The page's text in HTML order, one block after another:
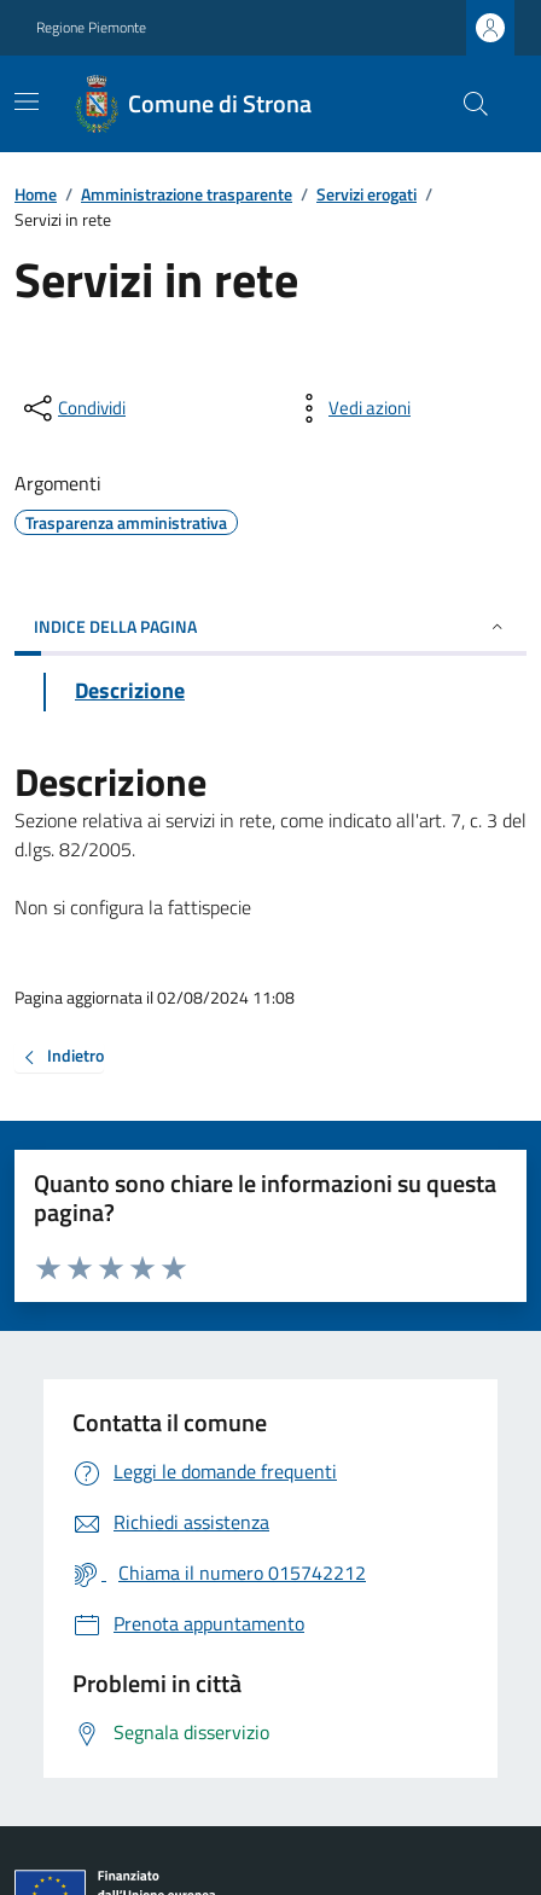
Regione Piemonte
Comune di Strona
Home / Amministrazione trasparente / Servizi erogati /
Servizi in rete
Servizi in rete
Condividi Vedi azioni
Argomenti
Trasparenza amministrativa
INDICE DELLA PAGINA
Descrizione
Descrizione
Sezione relativa ai servizi in rete, come indicato all'art. 7, c. 3 del
d.lgs. 82/2005.
Non si configura la fattispecie
Pagina aggiornata il 02/08/2024 11:08
Indietro
Quanto sono chiare le informazioni su questa
pagina?
Valuta da 1 a 5 stelle la pagina
Valuta 5 stelle su 5
Valuta 4 stelle su 5
Valuta 3 stelle su 5
Valuta 2 stelle su 5
Valuta 1 stelle su 5
Contatta il comune
Leggi le domande frequenti
Richiedi assistenza
Chiama il numero 015742212
Prenota appuntamento
Problemi in città
Segnala disservizio